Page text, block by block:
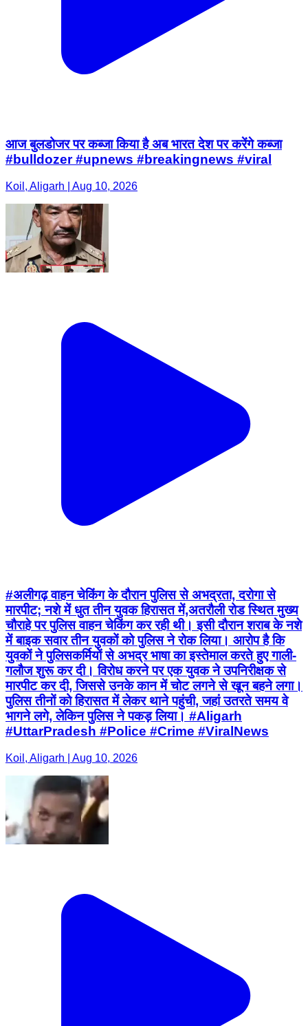
आज बुलडोजर पर कब्जा किया है अब भारत देश पर करेंगे कब्जा
#bulldozer #upnews #breakingnews #viral
Koil, Aligarh | Aug 10, 2026
#अलीगढ़ वाहन चेकिंग के दौरान पुलिस से अभद्रता, दरोगा से
मारपीट; नशे में धुत तीन युवक हिरासत में,अतरौली रोड स्थित मुख्य
चौराहे पर पुलिस वाहन चेकिंग कर रही थी। इसी दौरान शराब के नशे
में बाइक सवार तीन युवकों को पुलिस ने रोक लिया। आरोप है कि
युवकों ने पुलिसकर्मियों से अभद्र भाषा का इस्तेमाल करते हुए गाली-
गलौज शुरू कर दी। विरोध करने पर एक युवक ने उपनिरीक्षक से
मारपीट कर दी, जिससे उनके कान में चोट लगने से खून बहने लगा।
पुलिस तीनों को हिरासत में लेकर थाने पहुंची, जहां उतरते समय वे
भागने लगे, लेकिन पुलिस ने पकड़ लिया। #Aligarh
#UttarPradesh #Police #Crime #ViralNews
Koil, Aligarh | Aug 10, 2026